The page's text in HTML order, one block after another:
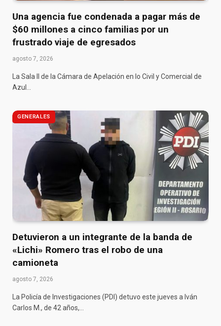
Una agencia fue condenada a pagar más de
$60 millones a cinco familias por un
frustrado viaje de egresados
agosto 7, 2026
La Sala II de la Cámara de Apelación en lo Civil y Comercial de
Azul…
GENERALES
Detuvieron a un integrante de la banda de
«Lichi» Romero tras el robo de una
camioneta
agosto 7, 2026
La Policía de Investigaciones (PDI) detuvo este jueves a Iván
Carlos M., de 42 años,…